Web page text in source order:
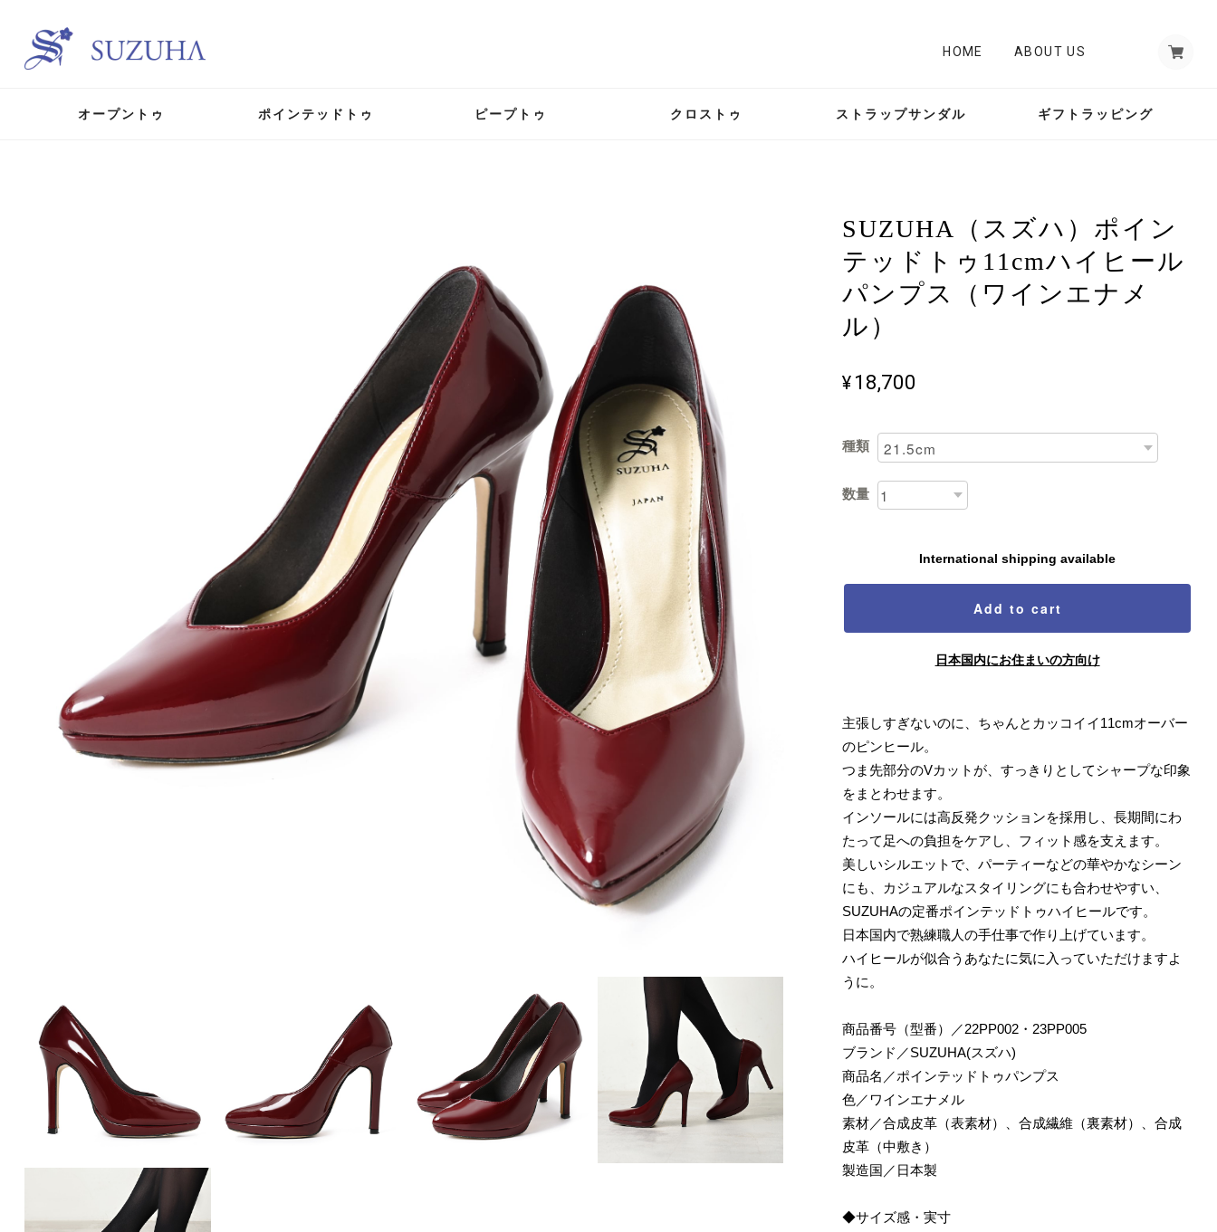
HOME ABOUT US
オープントゥ ポインテッドトゥ ピープトゥ クロストゥ ストラップサンダル ギフトラッピング
SUZUHA（スズハ）ポイン
テッドトゥ11cmハイヒール
パンプス（ワインエナメ
ル）
¥18,700
種類
数量
International shipping available
Add to cart
日本国内にお住まいの方向け
主張しすぎないのに、ちゃんとカッコイイ11cmオーバー
のピンヒール。
つま先部分のVカットが、すっきりとしてシャープな印象
をまとわせます。
インソールには高反発クッションを採用し、長期間にわ
たって足への負担をケアし、フィット感を支えます。
美しいシルエットで、パーティーなどの華やかなシーン
にも、カジュアルなスタイリングにも合わせやすい、
SUZUHAの定番ポインテッドトゥハイヒールです。
日本国内で熟練職人の手仕事で作り上げています。
ハイヒールが似合うあなたに気に入っていただけますよ
うに。
商品番号（型番）／22PP002・23PP005
ブランド／SUZUHA(スズハ)
商品名／ポインテッドトゥパンプス
色／ワインエナメル
素材／合成皮革（表素材）、合成繊維（裏素材）、合成
皮革（中敷き）
製造国／日本製
◆サイズ感・実寸